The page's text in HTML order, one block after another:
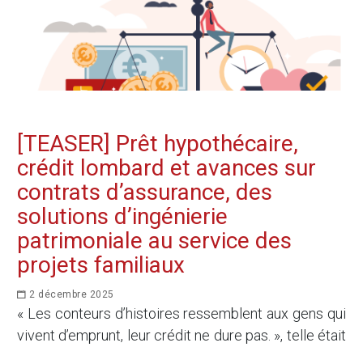
[TEASER] Prêt hypothécaire,
crédit lombard et avances sur
contrats d’assurance, des
solutions d’ingénierie
patrimoniale au service des
projets familiaux
2 décembre 2025
« Les conteurs d’histoires ressemblent aux gens qui
vivent d’emprunt, leur crédit ne dure pas. », telle était